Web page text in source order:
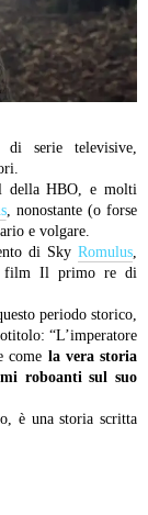
serie televisive,
della HBO, e molti
, nonostante (o forse
e volgare.
di Sky Romulus
film Il primo re di
periodo storico,
“L’imperatore
come la vera storia
roboanti sul suo
è una storia scritta